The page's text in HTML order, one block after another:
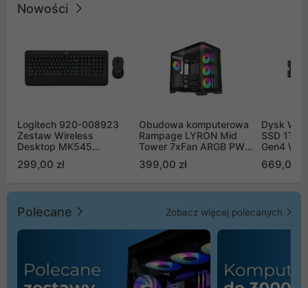
Nowości
Logitech 920-008923
Zestaw Wireless
Desktop MK545
299,00 zł
Obudowa komputerowa
Rampage LYRON Mid
Tower 7xFan ARGB PWM
399,00 zł
Dysk WD
SSD 1TB
Gen4
669,00
Polecane Zobacz więcej polecanych